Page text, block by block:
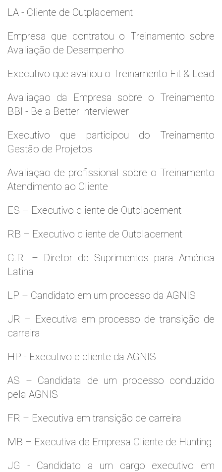
LA - Cliente de Outplacement
Empresa que contratou o Treinamento sobre
Avaliação de Desempenho
Executivo que avaliou o Treinamento Fit & Lead
Avaliaçao da Empresa sobre o Treinamento
BBI - Be a Better Interviewer
Executivo que participou do Treinamento
Gestão de Projetos
Avaliaçao de profissional sobre o Treinamento
Atendimento ao Cliente
ES – Executivo cliente de Outplacement
RB – Executivo cliente de Outplacement
G.R. – Diretor de Suprimentos para América
Latina
LP – Candidato em um processo da AGNIS
JR – Executiva em processo de transição de
carreira
HP - Executivo e cliente da AGNIS
AS – Candidata de um processo conduzido
pela AGNIS
FR – Executiva em transição de carreira
MB – Executiva de Empresa Cliente de Hunting
JG - Candidato a um cargo executivo em